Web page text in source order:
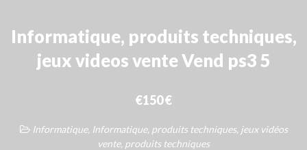
Informatique, produits techniques,
jeux videos vente Vend ps3 5
€150 €
Informatique, Informatique, produits techniques, jeux vidéos
vente, produits techniques